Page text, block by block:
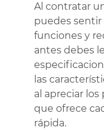
Al contratar
puedes
funciones y
antes debes
las
al apreciar
que ofrece
rápida.